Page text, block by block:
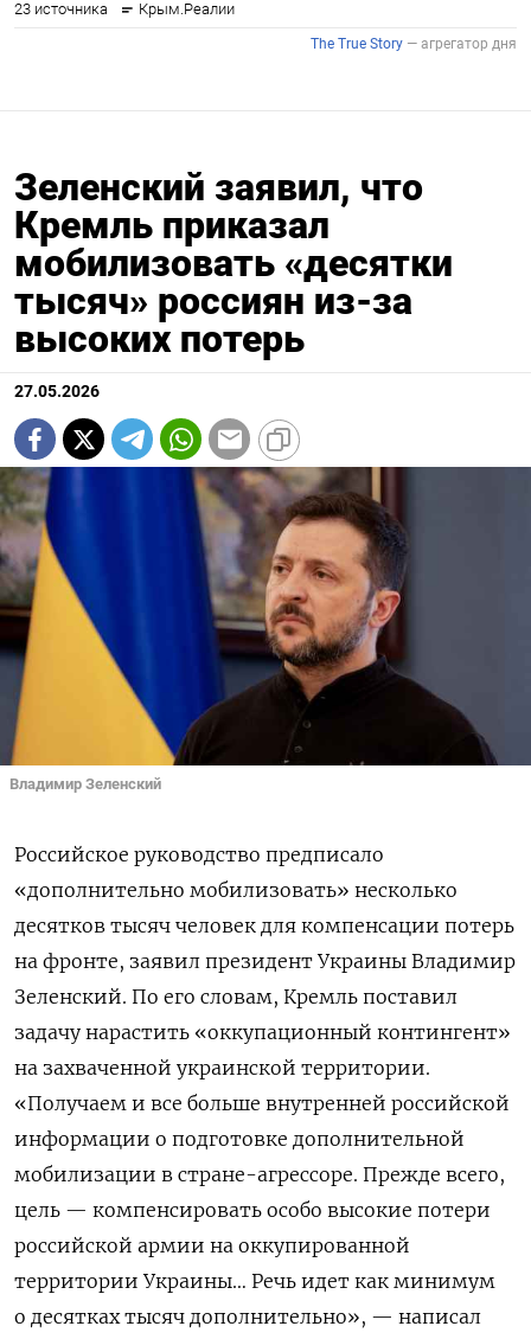
Зеленский заявил, что
Кремль приказал
мобилизовать «десятки
тысяч» россиян из-за
высоких потерь
27.05.2026
Владимир Зеленский
Российское руководство предписало
«дополнительно мобилизовать» несколько
десятков тысяч человек для компенсации потерь
на фронте, заявил президент Украины Владимир
Зеленский. По его словам, Кремль поставил
задачу нарастить «оккупационный контингент»
на захваченной украинской территории.
«Получаем и все больше внутренней российской
информации о подготовке дополнительной
мобилизации в стране-агрессоре. Прежде всего,
цель — компенсировать особо высокие потери
российской армии на оккупированной
территории Украины… Речь идет как минимум
о десятках тысяч дополнительно», — написал